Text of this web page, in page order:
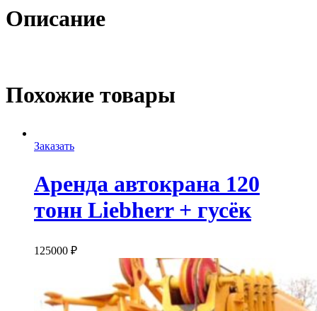
Описание
Похожие товары
Заказать
Аренда автокрана 120
тонн Liebherr + гусёк
125000 ₽